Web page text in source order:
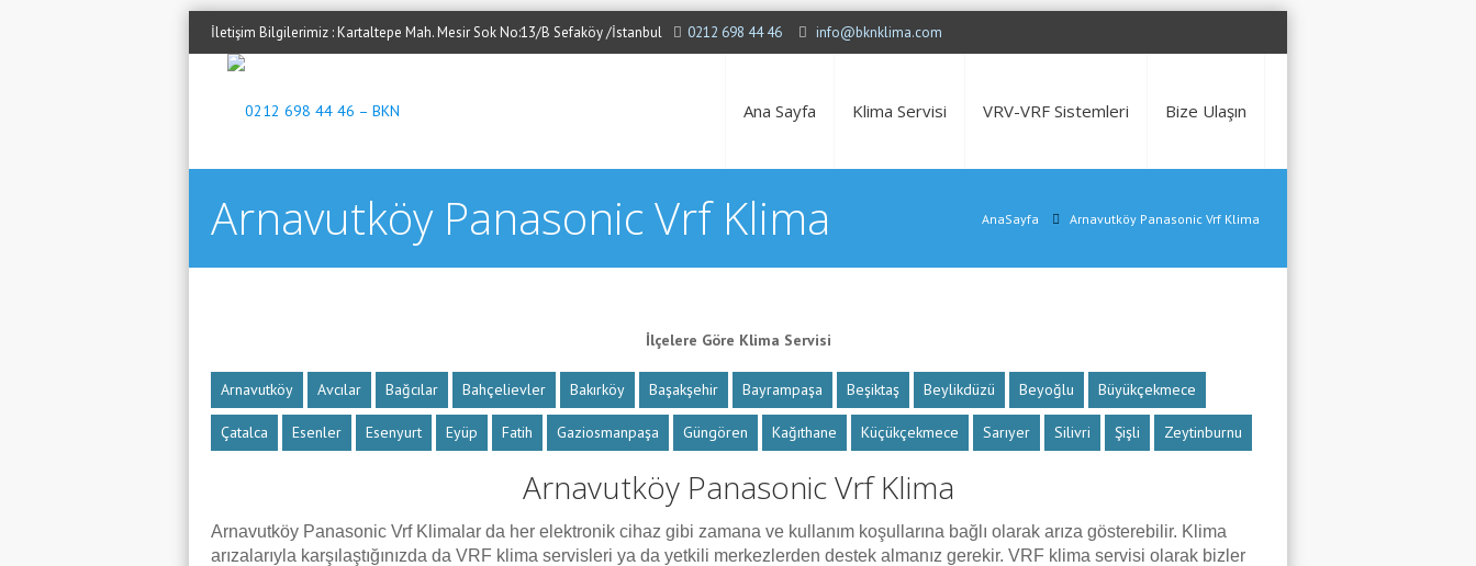
İletişim Bilgilerimiz : Kartaltepe Mah. Mesir Sok No:13/B Sefaköy /İstanbul 0212 698 44 46 info@bknklima.com
Ana Sayfa Klima Servisi VRV-VRF Sistemleri Bize Ulaşın
Arnavutköy Panasonic Vrf Klima AnaSayfa Arnavutköy Panasonic Vrf Klima
İlçelere Göre Klima Servisi
Arnavutköy Avcılar Bağcılar Bahçelievler Bakırköy Başakşehir Bayrampaşa Beşiktaş Beylikdüzü Beyoğlu Büyükçekmece
Çatalca Esenler Esenyurt Eyüp Fatih Gaziosmanpaşa Güngören Kağıthane Küçükçekmece Sarıyer Silivri Şişli Zeytinburnu
Arnavutköy Panasonic Vrf Klima
Arnavutköy Panasonic Vrf Klimalar da her elektronik cihaz gibi zamana ve kullanım koşullarına bağlı olarak arıza gösterebilir. Klima
arızalarıyla karşılaştığınızda da VRF klima servisleri ya da yetkili merkezlerden destek almanız gerekir. VRF klima servisi olarak bizler